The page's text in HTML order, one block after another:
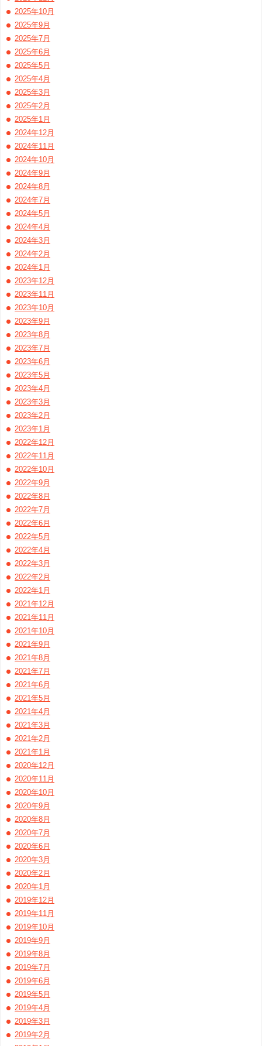
2025年10月
2025年9月
2025年7月
2025年6月
2025年5月
2025年4月
2025年3月
2025年2月
2025年1月
2024年12月
2024年11月
2024年10月
2024年9月
2024年8月
2024年7月
2024年5月
2024年4月
2024年3月
2024年2月
2024年1月
2023年12月
2023年11月
2023年10月
2023年9月
2023年8月
2023年7月
2023年6月
2023年5月
2023年4月
2023年3月
2023年2月
2023年1月
2022年12月
2022年11月
2022年10月
2022年9月
2022年8月
2022年7月
2022年6月
2022年5月
2022年4月
2022年3月
2022年2月
2022年1月
2021年12月
2021年11月
2021年10月
2021年9月
2021年8月
2021年7月
2021年6月
2021年5月
2021年4月
2021年3月
2021年2月
2021年1月
2020年12月
2020年11月
2020年10月
2020年9月
2020年8月
2020年7月
2020年6月
2020年3月
2020年2月
2020年1月
2019年12月
2019年11月
2019年10月
2019年9月
2019年8月
2019年7月
2019年6月
2019年5月
2019年4月
2019年3月
2019年2月